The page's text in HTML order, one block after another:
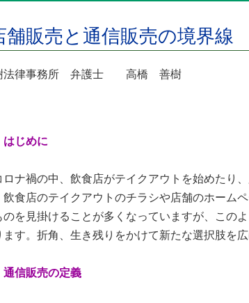
舗販売と通信販売の境界
法律事務所 弁護士 高橋 善樹
はじめに
ナ禍の中、飲食店がテイクアウトを始めたり
飲食店のテイクアウトのチラシや店舗のホーム
のを見掛けることが多くなっていますが、この
ます。折角、生き残りをかけて新たな選択肢を
通信販売の定義